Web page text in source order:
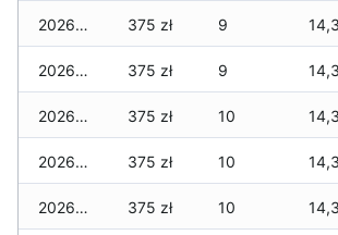
2026-05-23 375 zł 9
2026-05-22 375 zł 9
2026-05-21 375 zł 10
2026-05-20 375 zł 10
2026-05-19 375 zł 10